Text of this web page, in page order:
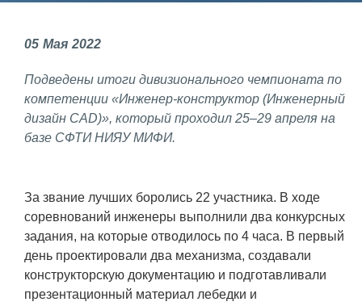
Фундаментальные и прикладные
Газодинамические исследования
Экспериментальная база
Космическая защита Земли
Семинар «Радиационная физика
металлов и сплавов»
Аспирантура
Премии молодым ученым
05 Мая 2022
Подведены итоги дивизионального чемпионата по
компетенции «Инженер-конструктор (Инженерный
дизайн CAD)», который проходил 25–29 апреля на
базе СФТИ НИЯУ МИФИ.
За звание лучших боролись 22 участника. В ходе
соревнований инженеры выполнили два конкурсных
задания, на которые отводилось по 4 часа. В первый
день проектировали два механизма, создавали
конструкторскую документацию и подготавливали
презентационный материал лебедки и